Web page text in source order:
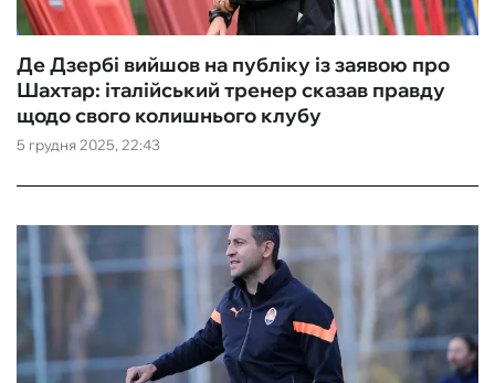
5 грудня 2025, 22:43
Де Дзербі вийшов на публіку із заявою про
Шахтар: італійський тренер сказав правду
щодо свого колишнього клубу